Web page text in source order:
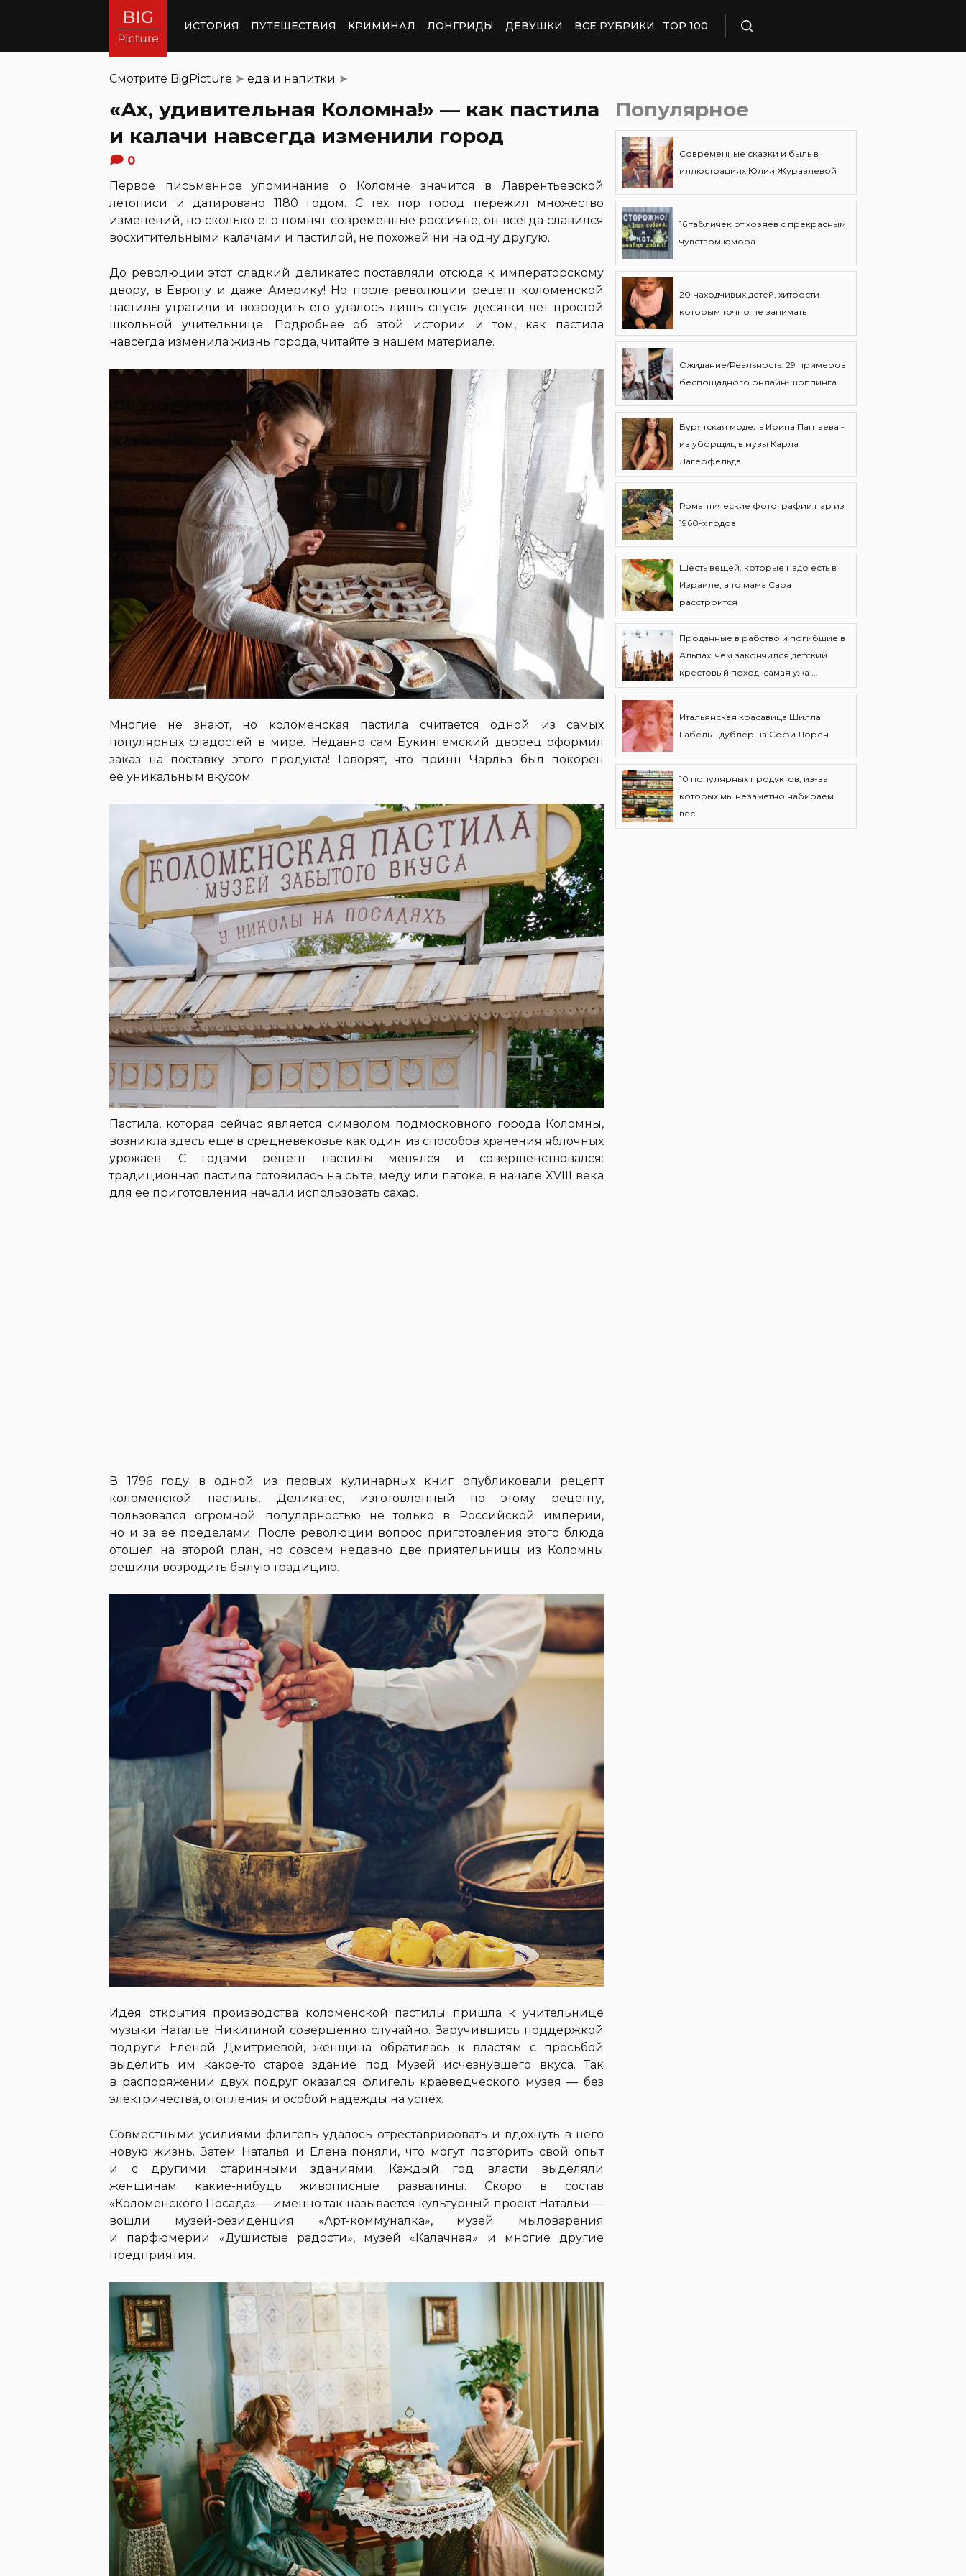
ИСТОРИЯ ПУТЕШЕСТВИЯ КРИМИНАЛ ЛОНГРИДЫ ДЕВУШКИ ВСЕ РУБРИКИ TOP 100
Смотрите BigPicture ➤ еда и напитки ➤
«Ах, удивительная Коломна!» — как пастила
и калачи навсегда изменили город
0
Первое письменное упоминание о Коломне значится в Лаврентьевской
летописи и датировано 1180 годом. С тех пор город пережил множество
изменений, но сколько его помнят современные россияне, он всегда славился
восхитительными калачами и пастилой, не похожей ни на одну другую.
До революции этот сладкий деликатес поставляли отсюда к императорскому
двору, в Европу и даже Америку! Но после революции рецепт коломенской
пастилы утратили и возродить его удалось лишь спустя десятки лет простой
школьной учительнице. Подробнее об этой истории и том, как пастила
навсегда изменила жизнь города, читайте в нашем материале.
Многие не знают, но коломенская пастила считается одной из самых
популярных сладостей в мире. Недавно сам Букингемский дворец оформил
заказ на поставку этого продукта! Говорят, что принц Чарльз был покорен
ее уникальным вкусом.
Пастила, которая сейчас является символом подмосковного города Коломны,
возникла здесь еще в средневековье как один из способов хранения яблочных
урожаев. С годами рецепт пастилы менялся и совершенствовался:
традиционная пастила готовилась на сыте, меду или патоке, в начале XVIII века
для ее приготовления начали использовать сахар.
В 1796 году в одной из первых кулинарных книг опубликовали рецепт
коломенской пастилы. Деликатес, изготовленный по этому рецепту,
пользовался огромной популярностью не только в Российской империи,
но и за ее пределами. После революции вопрос приготовления этого блюда
отошел на второй план, но совсем недавно две приятельницы из Коломны
решили возродить былую традицию.
Идея открытия производства коломенской пастилы пришла к учительнице
музыки Наталье Никитиной совершенно случайно. Заручившись поддержкой
подруги Еленой Дмитриевой, женщина обратилась к властям с просьбой
выделить им какое-то старое здание под Музей исчезнувшего вкуса. Так
в распоряжении двух подруг оказался флигель краеведческого музея — без
электричества, отопления и особой надежды на успех.
Совместными усилиями флигель удалось отреставрировать и вдохнуть в него
новую жизнь. Затем Наталья и Елена поняли, что могут повторить свой опыт
и с другими старинными зданиями. Каждый год власти выделяли
женщинам какие-нибудь живописные развалины. Скоро в состав
«Коломенского Посада» — именно так называется культурный проект Натальи —
вошли музей-резиденция «Арт-коммуналка», музей мыловарения
и парфюмерии «Душистые радости», музей «Калачная» и многие другие
предприятия.
Популярное
Современные сказки и быль в
иллюстрациях Юлии Журавлевой
16 табличек от хозяев с прекрасным
чувством юмора
20 находчивых детей, хитрости
которым точно не занимать
Ожидание/Реальность: 29 примеров
беспощадного онлайн-шоппинга
Бурятская модель Ирина Пантаева -
из уборщиц в музы Карла
Лагерфельда
Романтические фотографии пар из
1960-х годов
Шесть вещей, которые надо есть в
Израиле, а то мама Сара
расстроится
Проданные в рабство и погибшие в
Альпах: чем закончился детский
крестовый поход, самая ужа ...
Итальянская красавица Шилла
Габель - дублерша Софи Лорен
10 популярных продуктов, из-за
которых мы незаметно набираем
вес